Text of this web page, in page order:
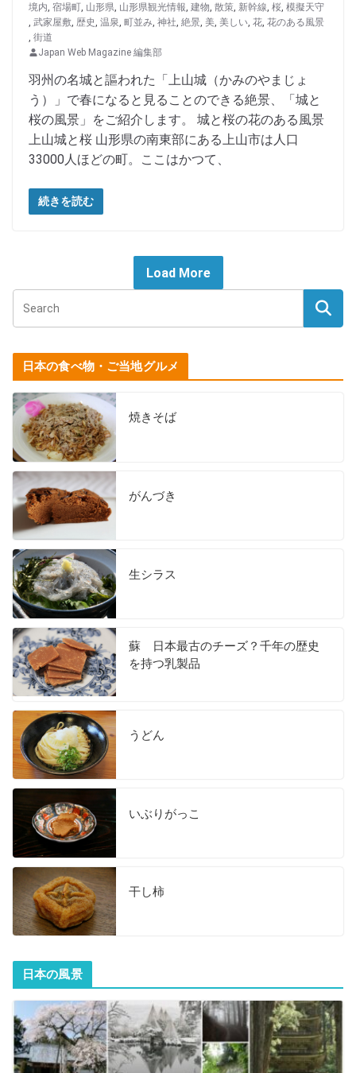
境内, 宿場町, 山形県, 山形県観光情報, 建物, 散策, 新幹線, 桜, 模擬天守
, 武家屋敷, 歴史, 温泉, 町並み, 神社, 絶景, 美, 美しい, 花, 花のある風景
, 街道
Japan Web Magazine 編集部
羽州の名城と謳われた「上山城（かみのやまじょ
う）」で春になると見ることのできる絶景、「城と
桜の風景」をご紹介します。 城と桜の花のある風景
上山城と桜 山形県の南東部にある上山市は人口
33000人ほどの町。ここはかつて、
続きを読む
Load More
日本の食べ物・ご当地グルメ
焼きそば
がんづき
生シラス
蘇 日本最古のチーズ？千年の歴史
を持つ乳製品
うどん
いぶりがっこ
干し柿
日本の風景